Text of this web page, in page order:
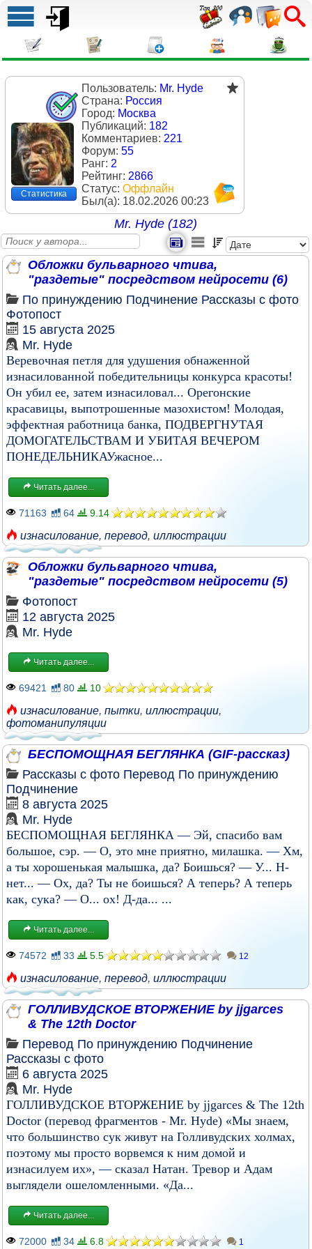
Статистика
Пользователь: Mr. Hyde
Страна: Россия
Город: Москва
Публикаций: 182
Комментариев: 221
Форум: 55
Ранг: 2
Рейтинг: 2866
Статус: Оффлайн
Был(a): 18.02.2026 00:23
Mr. Hyde (182)
Обложки бульварного чтива,
"раздетые" посредством нейросети (6)
По принуждению Подчинение Рассказы с фото
Фотопост
15 августа 2025
Mr. Hyde
Веревочная петля для удушения обнаженной
изнасилованной победительницы конкурса красоты!
Он убил ее, затем изнасиловал... Орегонские
красавицы, выпотрошенные мазохистом! Молодая,
эффектная работница банка, ПОДВЕРГНУТАЯ
ДОМОГАТЕЛЬСТВАМ И УБИТАЯ ВЕЧЕРОМ
ПОНЕДЕЛЬНИКАУжасное...
Читать далее...
71163 64 9.14
изнасилование, перевод, иллюстрации
Обложки бульварного чтива,
"раздетые" посредством нейросети (5)
Фотопост
12 августа 2025
Mr. Hyde
Читать далее...
69421 80 10
изнасилование, пытки, иллюстрации,
фотоманипуляции
БЕСПОМОЩНАЯ БЕГЛЯНКА (GIF-рассказ)
Рассказы с фото Перевод По принуждению
Подчинение
8 августа 2025
Mr. Hyde
БЕСПОМОЩНАЯ БЕГЛЯНКА — Эй, спасибо вам
большое, сэр. — О, это мне приятно, милашка. — Хм,
а ты хорошенькая малышка, да? Боишься? — У... Н-
нет... — Ох, да? Ты не боишься? А теперь? А теперь
как, сука? — О... ох! Д-да... ...
Читать далее...
74572 33 5.5 12
изнасилование, перевод, иллюстрации
ГОЛЛИВУДСКОЕ ВТОРЖЕНИЕ by jjgarces
& The 12th Doctor
Перевод По принуждению Подчинение
Рассказы с фото
6 августа 2025
Mr. Hyde
ГОЛЛИВУДСКОЕ ВТОРЖЕНИЕ by jjgarces & The 12th
Doctor (перевод фрагментов - Mr. Hyde) «Мы знаем,
что большинство сук живут на Голливудских холмах,
поэтому мы просто ворвемся к ним домой и
изнасилуем их», — сказал Натан. Тревор и Адам
выглядели ошеломленными. «Да...
Читать далее...
72000 34 6.8 1